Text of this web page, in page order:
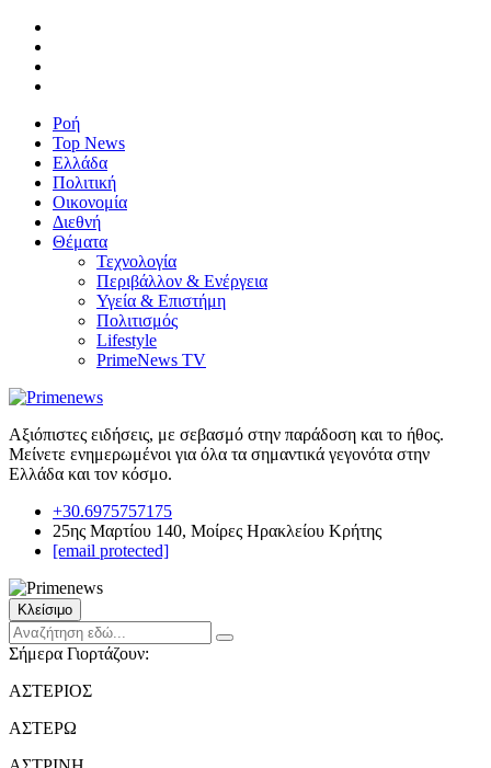
Ροή
Top News
Ελλάδα
Πολιτική
Οικονομία
Διεθνή
Θέματα
Τεχνολογία
Περιβάλλον & Ενέργεια
Υγεία & Επιστήμη
Πολιτισμός
Lifestyle
PrimeNews TV
Αξιόπιστες ειδήσεις, με σεβασμό στην παράδοση και το ήθος.
Μείνετε ενημερωμένοι για όλα τα σημαντικά γεγονότα στην
Ελλάδα και τον κόσμο.
+30.6975757175
25ης Μαρτίου 140, Μοίρες Ηρακλείου Κρήτης
[email protected]
Κλείσιμο
Σήμερα Γιορτάζουν:
ΑΣΤΕΡΙΟΣ
ΑΣΤΕΡΩ